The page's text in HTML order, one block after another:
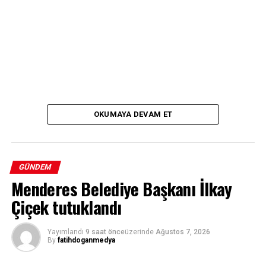
OKUMAYA DEVAM ET
GÜNDEM
Menderes Belediye Başkanı İlkay
Çiçek tutuklandı
Yayımlandı 9 saat önceüzerinde Ağustos 7, 2026
By fatihdoganmedya